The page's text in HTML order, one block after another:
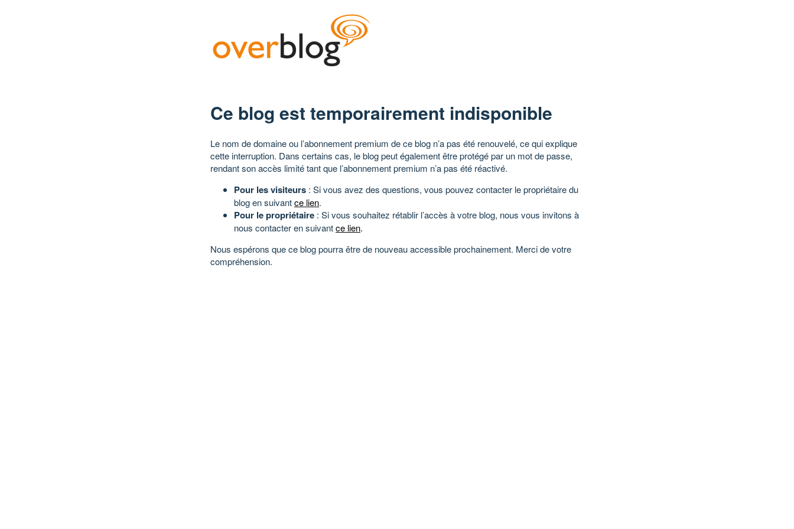
Ce blog est temporairement indisponible
Le nom de domaine ou l’abonnement premium de ce blog n’a pas été renouvelé, ce qui explique
cette interruption. Dans certains cas, le blog peut également être protégé par un mot de passe,
rendant son accès limité tant que l’abonnement premium n’a pas été réactivé.
Pour les visiteurs : Si vous avez des questions, vous pouvez contacter le propriétaire du
blog en suivantce lien.
Pour le propriétaire : Si vous souhaitez rétablir l’accès à votre blog, nous vous invitons à
nous contacter en suivantce lien.
Nous espérons que ce blog pourra être de nouveau accessible prochainement. Merci de votre
compréhension.